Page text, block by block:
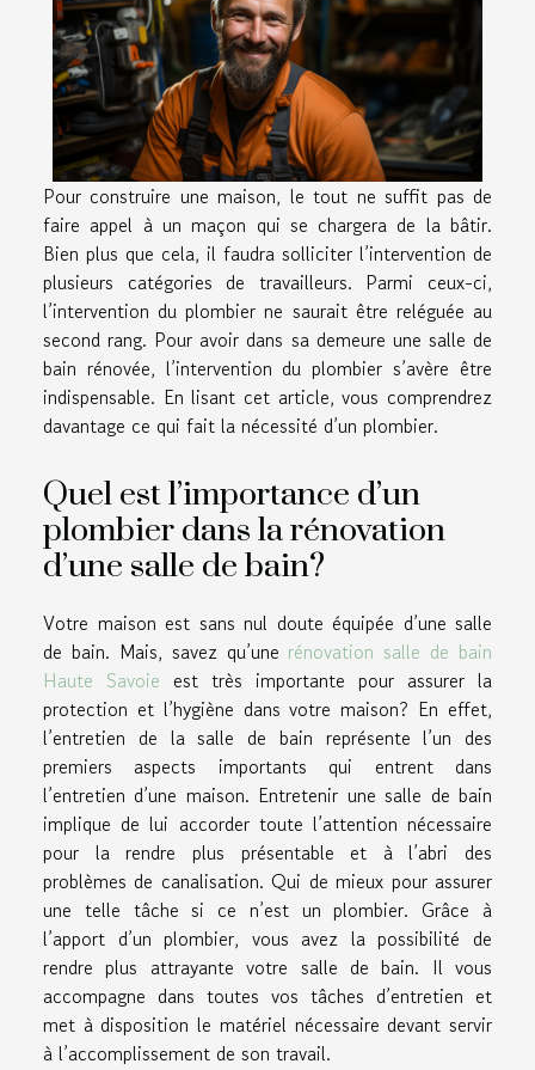
Pour construire une maison, le tout ne suffit pas de
faire appel à un maçon qui se chargera de la bâtir.
Bien plus que cela, il faudra solliciter l’intervention de
plusieurs catégories de travailleurs. Parmi ceux-ci,
l’intervention du plombier ne saurait être reléguée au
second rang. Pour avoir dans sa demeure une salle de
bain rénovée, l’intervention du plombier s’avère être
indispensable. En lisant cet article, vous comprendrez
davantage ce qui fait la nécessité d’un plombier.
Quel est l’importance d’un
plombier dans la rénovation
d’une salle de bain?
Votre maison est sans nul doute équipée d’une salle
de bain. Mais, savez qu’une rénovation salle de bain
Haute Savoie est très importante pour assurer la
protection et l’hygiène dans votre maison? En effet,
l’entretien de la salle de bain représente l’un des
premiers aspects importants qui entrent dans
l’entretien d’une maison. Entretenir une salle de bain
implique de lui accorder toute l’attention nécessaire
pour la rendre plus présentable et à l’abri des
problèmes de canalisation. Qui de mieux pour assurer
une telle tâche si ce n’est un plombier. Grâce à
l’apport d’un plombier, vous avez la possibilité de
rendre plus attrayante votre salle de bain. Il vous
accompagne dans toutes vos tâches d’entretien et
met à disposition le matériel nécessaire devant servir
à l’accomplissement de son travail.